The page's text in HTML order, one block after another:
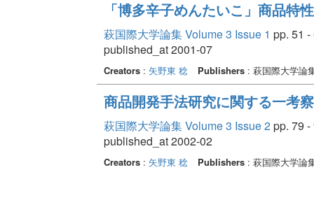
「博多辛子めんたいこ」商品特
萩国際大学論集 Volume 3 Issue 1 pp. 51 -
published_at 2001-07
Creators: 矢野東 稔 Publishers: 萩国際大学論
商品開発手法研究に関する一考
萩国際大学論集 Volume 3 Issue 2pp. 79 -
published_at 2002-02
Creators: 矢野東 稔 Publishers: 萩国際大学論